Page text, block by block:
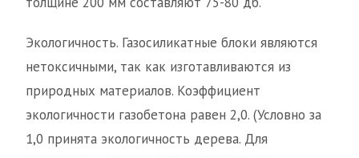
Экологичность. Газосиликатные блоки являются
нетоксичными, так как изготавливаются из
природных материалов. Коэффициент
экологичности газобетона равен 2,0. (Условно за
1,0 принята экологичность дерева. Для